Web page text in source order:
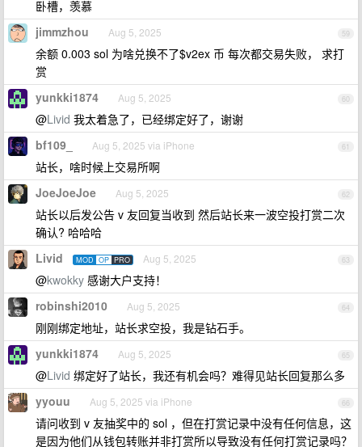
卧槽，羡慕
59
jimmzhou Aug 5, 2025
余额 0.003 sol 为啥兑换不了$v2ex 币 每次都交易失败， 求打
赏
60
yunkki1874 Aug 5, 2025
@Livid 我太着急了，已经绑定好了，谢谢
61
bf109_ Aug 5, 2025 via iPhone
站长，啥时候上交易所啊
62
JoeJoeJoe Aug 5, 2025
站长以后发公告 v 友回复当收到 然后站长来一波空投打赏二次
确认? 哈哈哈
63
Livid MOD OP PRO Aug 5, 2025
@kwokky 感谢大户支持！
64
robinshi2010 Aug 5, 2025
刚刚绑定地址，站长求空投，我是钻石手。
65
yunkki1874 Aug 5, 2025
@Livid 绑定好了站长，我还有机会吗？难得见站长回复那么多
66
yyouu Aug 5, 2025 via iPhone
请问收到 v 友抽奖中的 sol ，但在打赏记录中没有任何信息，这
是因为他们从钱包转账并非打赏所以导致没有任何打赏记录吗？